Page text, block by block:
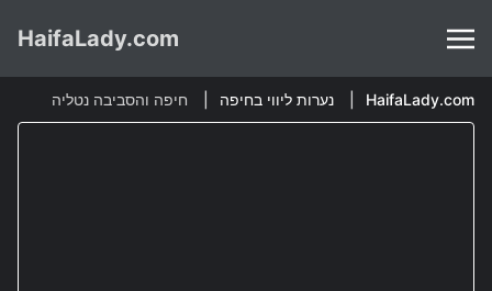
HaifaLady.com
HaifaLady.com נערות ליווי בחיפה חיפה והסביבה נטליה